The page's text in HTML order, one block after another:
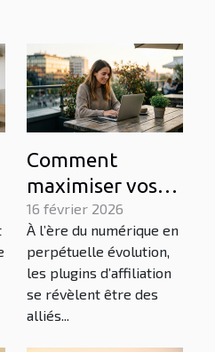
Comment
maximiser vos
gains avec les
plugins
d'affiliation en
2026 ?
16 février 2026
À l’ère du numérique en
perpétuelle évolution,
les plugins d’affiliation
se révèlent être des
alliés...